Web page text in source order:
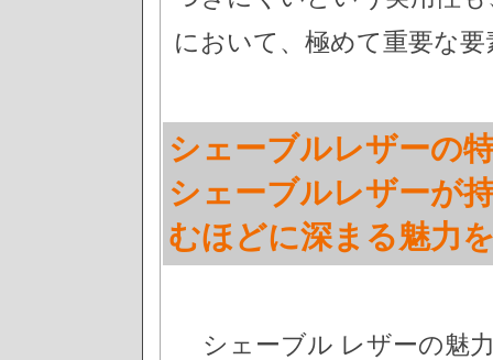
において、極めて重要な
シェーブルレザーの
シェーブルレザーが
むほどに深まる魅力
シェーブル レザーの魅